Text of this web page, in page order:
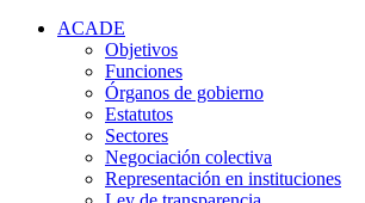
ACADE
Objetivos
Funciones
Órganos de gobierno
Estatutos
Sectores
Negociación colectiva
Representación en instituciones